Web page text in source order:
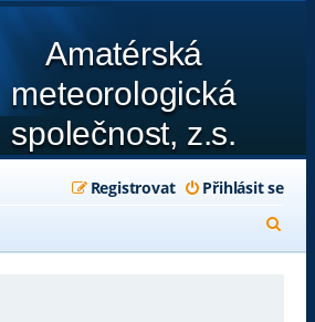
Amatérská
meteorologická
společnost, z.s.
Přihlásit se
Registrovat
l